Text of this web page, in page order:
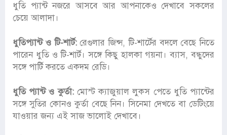
ধুতি প্যান্ট নজরে আসবে আর আপনাকেও দেখাবে সকলের
চেয়ে আলাদা।
ধুতিপ্যান্ট ও টি-শার্ট:রেগুলার জিন্স, টি-শার্টের বদলে বেছে নিতে
পারেন ধুতি ও টি-শার্ট। সঙ্গে কিছু হালকা গয়না। ব্যাস, বন্ধুদের
সঙ্গে পার্টি করতে একদম রেডি।
ধুতি প্যান্ট ও কুর্তা:মোস্ট ক্যাজুয়াল লুকস পেতে ধুতি প্যান্টের
সঙ্গে সুতির কোনও কুর্তা বেছে নিন। সিনেমা দেখতে বা ডেটিংয়ে
যাওয়ার জন্য এই সাজ ভালোই দেখাবে।